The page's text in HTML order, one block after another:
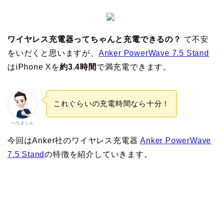
ワイヤレス充電器ってちゃんと充電できるの？ て不安
をいだくと思いますが、 Anker PowerWave 7.5 Stand
はiPhone Xを約3.4時間 で満充電できます。
へちまくん
これぐらいの充電時間なら十分！
今回はAnker社のワイヤレス充電器Anker PowerWave
7.5 Standの特徴を紹介していきます。